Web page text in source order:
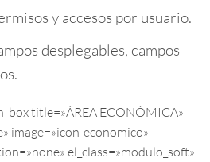
y accesos por usuario.
desplegables, campos
title=»ÁREA ECONÓMICA»
image=»icon-economico»
el_class=»modulo_soft»